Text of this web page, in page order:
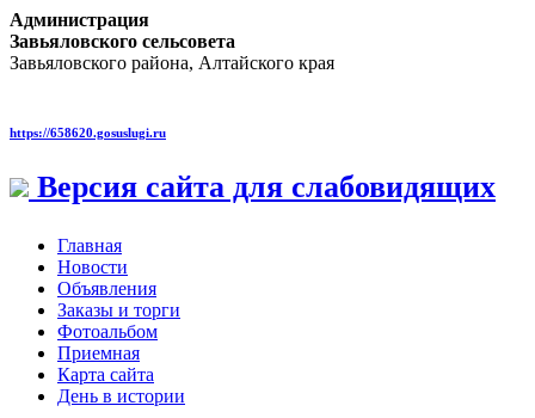
Администрация
Завьяловского сельсовета
Завьяловского района, Алтайского края
https://658620.gosuslugi.ru
Версия сайта для слабовидящих
Главная
Новости
Объявления
Заказы и торги
Фотоальбом
Приемная
Карта сайта
День в истории